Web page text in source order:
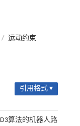
/ 运动约束
引用格式 ▾
算法的机器人路